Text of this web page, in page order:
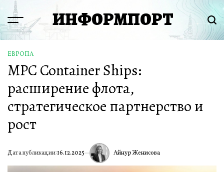
Перейти
содержимому
Menu ИНФОРМПОРТ
ОПУБЛИКОВАНО
В
ЕВРОПА
MPC Container Ships:
расширение флота,
стратегическое партнерство и
рост
Дата публикации:16.12.2025 ИА Айнур Женисова